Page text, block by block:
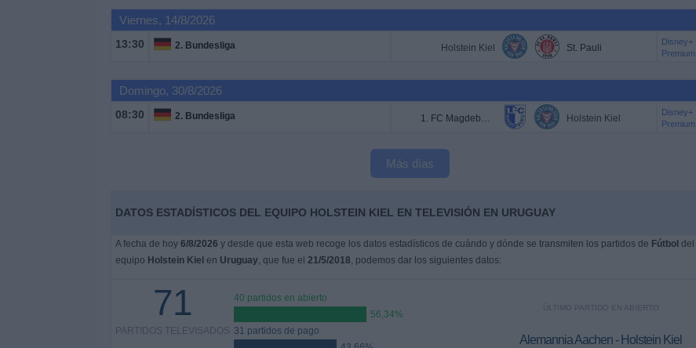
Viernes, 14/8/2026
13:30 2. Bundesliga Holstein Kiel St. Pauli
Disney+
Premium
Domingo, 30/8/2026
08:30 2. Bundesliga 1. FC Magdeburg Holstein Kiel
Disney+
Premium
Más días
DATOS ESTADÍSTICOS DEL EQUIPO HOLSTEIN KIEL EN TELEVISIÓN EN URUGUAY
A fecha de hoy 6/8/2026 y desde que esta web recoge los datos estadísticos de cuándo y dónde se transmiten los partidos de Fútbol del
equipo Holstein Kiel en Uruguay, que fue el 21/5/2018, podemos dar los siguientes datos:
71
PARTIDOS TELEVISADOS
40 partidos en abierto
56,34%
31 partidos de pago
ÚLTIMO PARTIDO EN ABIERTO
Alemannia Aachen - Holstein Kiel